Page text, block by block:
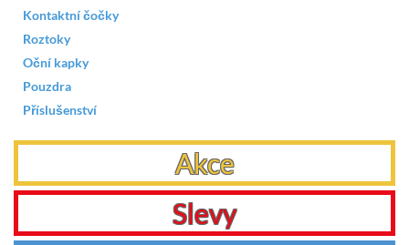
Kontaktní čočky
Roztoky
Oční kapky
Pouzdra
Příslušenství
Akce
Slevy